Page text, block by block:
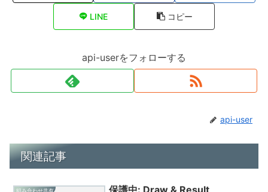
LINE コピー
api-userをフォローする
api-user
関連記事